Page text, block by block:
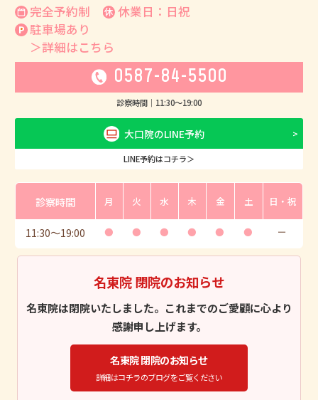
完全予約制
休業日：日祝
駐車場あり
＞詳細はこちら
0587-84-5500
診察時間｜ 11:30〜19:00
大口院のLINE予約
LINE予約はコチラ＞
診察時間 月 火 水 木 金 土 日・祝
11:30〜19:00 ● ● ● ● ● ● ー
名東院 閉院のお知らせ
名東院は閉院いたしました。これまでのご愛顧に心より
感謝申し上げます。
名東院 閉院のお知らせ
詳細はコチラのブログをご覧ください